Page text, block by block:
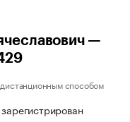
—
способом